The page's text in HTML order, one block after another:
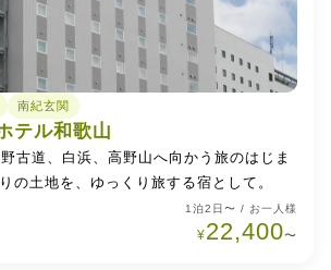
南紀玄関
テル和歌山
古道、白浜、高野山へ向かう旅のはじま
の土地を、ゆっくり旅する宿として。
1泊2日〜 / お一人様
¥22,400〜